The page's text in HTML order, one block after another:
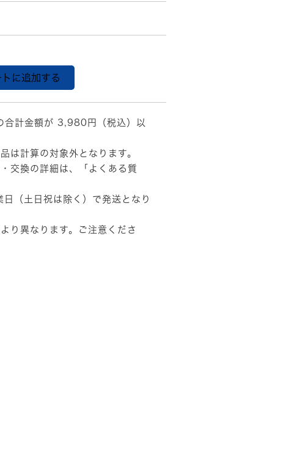
トに追加する
合計金額が 3,980円（税込）以
は計算の対象外となります。
交換の詳細は、
「よくある質
（土日祝は除く）で発送となり
り異なります。ご注意くださ